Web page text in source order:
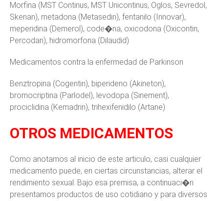
Morfina (MST Continus, MST Unicontinus, Oglos, Sevredol,
Skenan), metadona (Metasedin), fentanilo (Innovar),
meperidina (Demerol), code�na, oxicodona (Oxicontin,
Percodan), hidromorfona (Dilaudid)
Medicamentos contra la enfermedad de Parkinson
Benztropina (Cogentin), biperideno (Akineton),
bromocriptina (Parlodel), levodopa (Sinement),
prociclidina (Kemadrin), trihexifenidilo (Artane)
OTROS MEDICAMENTOS
Como anotamos al inicio de este articulo, casi cualquier
medicamento puede, en ciertas circunstancias, alterar el
rendimiento sexual. Bajo esa premisa, a continuaci�n
presentamos productos de uso cotidiano y para diversos